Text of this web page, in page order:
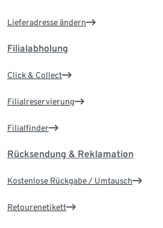
Lieferadresse ändern
Filialabholung
Click & Collect
Filialreservierung
Filialfinder
Rücksendung & Reklamation
Kostenlose Rückgabe / Umtausch
Retourenetikett